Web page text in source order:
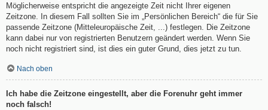
Möglicherweise entspricht die angezeigte Zeit nicht Ihrer eigenen
Zeitzone. In diesem Fall sollten Sie im „Persönlichen Bereich“ die für Sie
passende Zeitzone (Mitteleuropäische Zeit, ...) festlegen. Die Zeitzone
kann dabei nur von registrierten Benutzern geändert werden. Wenn Sie
noch nicht registriert sind, ist dies ein guter Grund, dies jetzt zu tun.
Nach oben
Ich habe die Zeitzone eingestellt, aber die Forenuhr geht immer
noch falsch!